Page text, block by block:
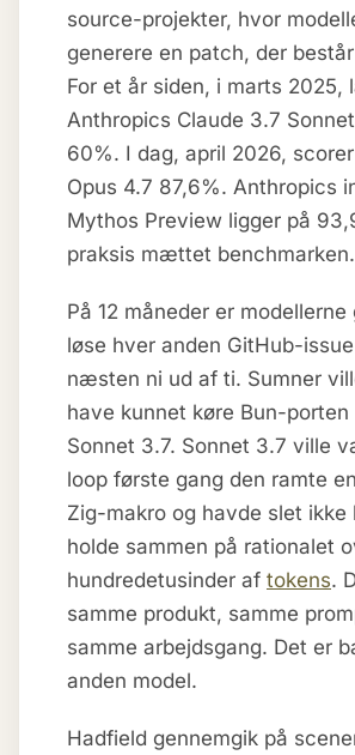
source-projekter, hvor
generere en patch, der
For et år siden, i marts 2025,
Anthropics Claude 3.7
60%. I dag, april 2026,
Opus 4.7 87,6%. Anthropics
Mythos Preview ligger på
praksis mættet benchmarken.
På 12 måneder er
løse hver anden GitHub-
næsten ni ud af ti. Sumner
have kunnet køre Bun-porten
Sonnet 3.7. Sonnet 3.7 ville
loop første gang den ramte
Zig-makro og havde slet ikke
holde sammen på rationalet
hundredetusinder af tokens.
samme produkt, samme
samme arbejdsgang. Det er
anden model.
Hadfield gennemgik på